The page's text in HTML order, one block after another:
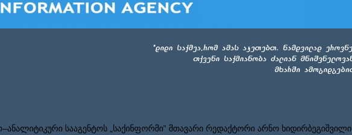
სააგენტოს „საქინფორმი” მთავარი რედაქტორი არნო ხიდირბეგიშვილი